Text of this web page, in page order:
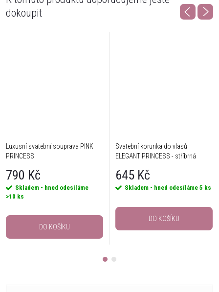
dokoupit
Luxusní svatební souprava PINK
PRINCESS
790 Kč
Skladem - hned odesíláme
>10 ks
DO KOŠÍKU
Svatební korunka do vlasů
ELEGANT PRINCESS - stříbrná
645 Kč
Skladem - hned odesíláme 5 ks
DO KOŠÍKU